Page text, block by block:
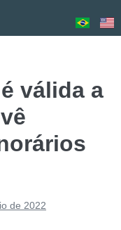
válida a
de 2022